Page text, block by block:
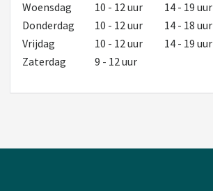
Woensdag
10 - 12 uur
14 - 19 uur
Donderdag
10 - 12 uur
14 - 18 uur
Vrijdag
10 - 12 uur
14 - 19 uur
Zaterdag
9 - 12 uur